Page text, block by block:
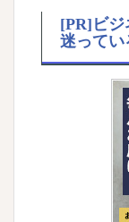
[PR]ビジ
迷ってい